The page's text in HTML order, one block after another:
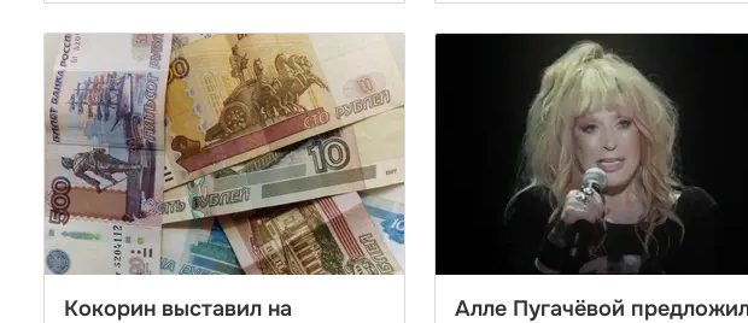
Кокорин выставил на
Алле Пугачёвой